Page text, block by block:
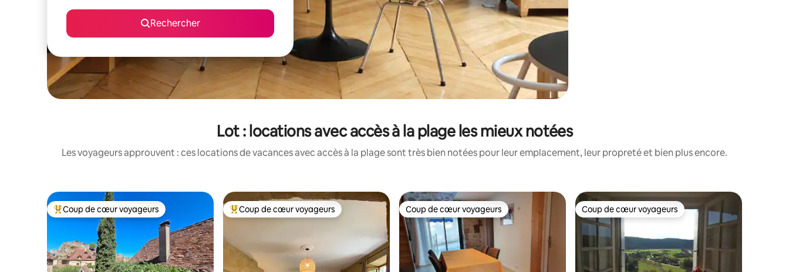
Rechercher
Lot : locations avec accès à la plage les mieux notées
Les voyageurs approuvent : ces locations de vacances avec accès à la plage sont très bien notées pour leur emplacement, leur propreté et bien plus encore.
Coups de cœur voyageurs les plus appréciés
Coup de cœur voyageurs Coups de cœur voyageurs les plus appréciés
Coup de cœur voyageurs Coup de cœur voyageurs
Coup de cœur voyageurs Coup de cœur voyageurs
Coup de cœur voyageurs